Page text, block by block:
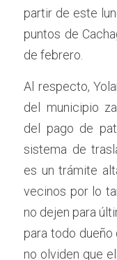
partir de este
puntos de
de febrero.
Al respecto,
del municipio
del pago de
sistema de
es un trámite
vecinos por lo
no dejen para
para todo dueño
no olviden que